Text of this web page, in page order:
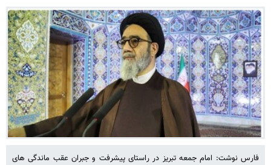
فارس نوشت: امام جمعه تبریز در راستای پیشرفت و جبران عقب ماندگی های